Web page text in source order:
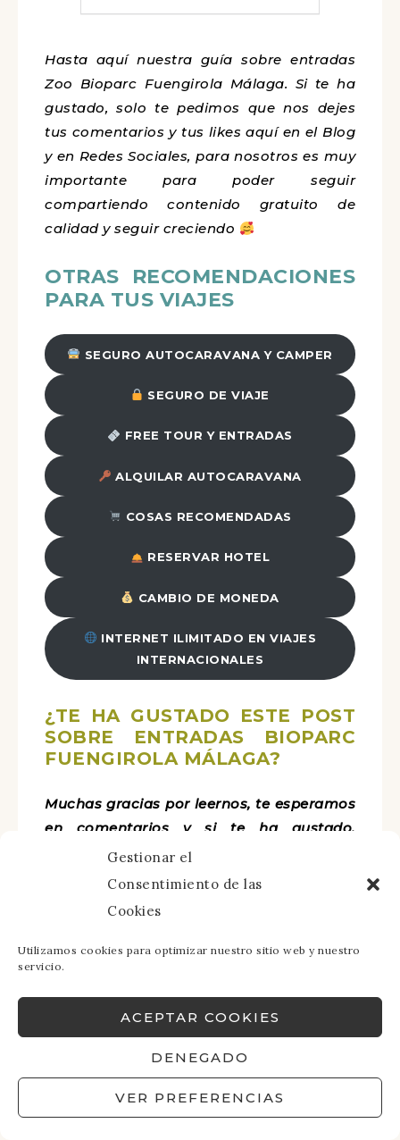
Gestionar el
Consentimiento de las
Cookies
Utilizamos cookies para optimizar nuestro sitio web y nuestro
servicio.
ACEPTAR COOKIES
DENEGADO
VER PREFERENCIAS
Hasta aquí nuestra guía sobre entradas
Zoo Bioparc Fuengirola Málaga. Si te ha
gustado, solo te pedimos que nos dejes
tus comentarios y tus likes aquí en el Blog
y en Redes Sociales, para nosotros es muy
importante para poder seguir
compartiendo contenido gratuito de
calidad y seguir creciendo
OTRAS RECOMENDACIONES
PARA TUS VIAJES
SEGURO AUTOCARAVANA Y CAMPER
SEGURO DE VIAJE
FREE TOUR Y ENTRADAS
ALQUILAR AUTOCARAVANA
COSAS RECOMENDADAS
RESERVAR HOTEL
CAMBIO DE MONEDA
INTERNET ILIMITADO EN VIAJES
INTERNACIONALES
¿TE HA GUSTADO ESTE POST
SOBRE ENTRADAS BIOPARC
FUENGIROLA MÁLAGA?
Muchas gracias por leernos, te esperamos
en comentarios y si te ha gustado,
¡comparte! Y además, no olvides
seguirnos en redes sociales:
Y si quieres recibir una notificación cada
solo tienes que suscribirte (no somos
nada pesados, todo lo contrario). ¡Salud y